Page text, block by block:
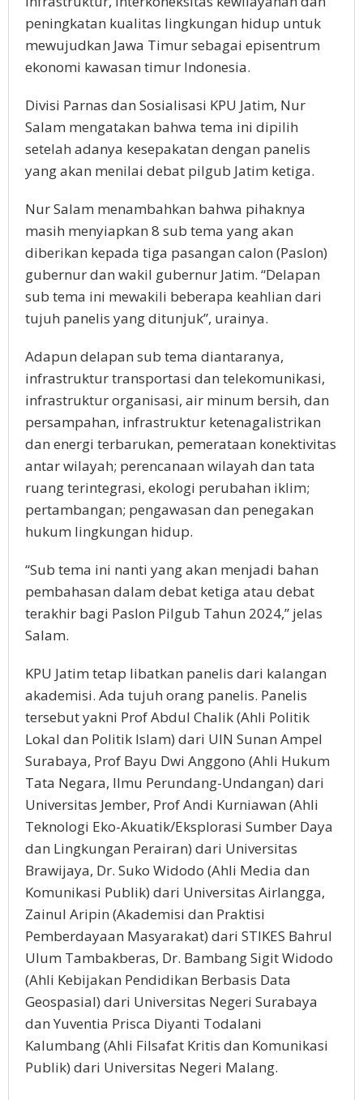
peningkatan kualitas lingkungan hidup untuk
mewujudkan Jawa Timur sebagai episentrum
ekonomi kawasan timur Indonesia.
Divisi Parnas dan Sosialisasi KPU Jatim, Nur
Salam mengatakan bahwa tema ini dipilih
setelah adanya kesepakatan dengan panelis
yang akan menilai debat pilgub Jatim ketiga.
Nur Salam menambahkan bahwa pihaknya
masih menyiapkan 8 sub tema yang akan
diberikan kepada tiga pasangan calon (Paslon)
gubernur dan wakil gubernur Jatim. “Delapan
sub tema ini mewakili beberapa keahlian dari
tujuh panelis yang ditunjuk”, urainya.
Adapun delapan sub tema diantaranya,
infrastruktur transportasi dan telekomunikasi,
infrastruktur organisasi, air minum bersih, dan
persampahan, infrastruktur ketenagalistrikan
dan energi terbarukan, pemerataan konektivitas
antar wilayah; perencanaan wilayah dan tata
ruang terintegrasi, ekologi perubahan iklim;
pertambangan; pengawasan dan penegakan
hukum lingkungan hidup.
“Sub tema ini nanti yang akan menjadi bahan
pembahasan dalam debat ketiga atau debat
terakhir bagi Paslon Pilgub Tahun 2024,” jelas
Salam.
KPU Jatim tetap libatkan panelis dari kalangan
akademisi. Ada tujuh orang panelis. Panelis
tersebut yakni Prof Abdul Chalik (Ahli Politik
Lokal dan Politik Islam) dari UIN Sunan Ampel
Surabaya, Prof Bayu Dwi Anggono (Ahli Hukum
Tata Negara, Ilmu Perundang-Undangan) dari
Universitas Jember, Prof Andi Kurniawan (Ahli
Teknologi Eko-Akuatik/Eksplorasi Sumber Daya
dan Lingkungan Perairan) dari Universitas
Brawijaya, Dr. Suko Widodo (Ahli Media dan
Komunikasi Publik) dari Universitas Airlangga,
Zainul Aripin (Akademisi dan Praktisi
Pemberdayaan Masyarakat) dari STIKES Bahrul
Ulum Tambakberas, Dr. Bambang Sigit Widodo
(Ahli Kebijakan Pendidikan Berbasis Data
Geospasial) dari Universitas Negeri Surabaya
dan Yuventia Prisca Diyanti Todalani
Kalumbang (Ahli Filsafat Kritis dan Komunikasi
Publik) dari Universitas Negeri Malang.